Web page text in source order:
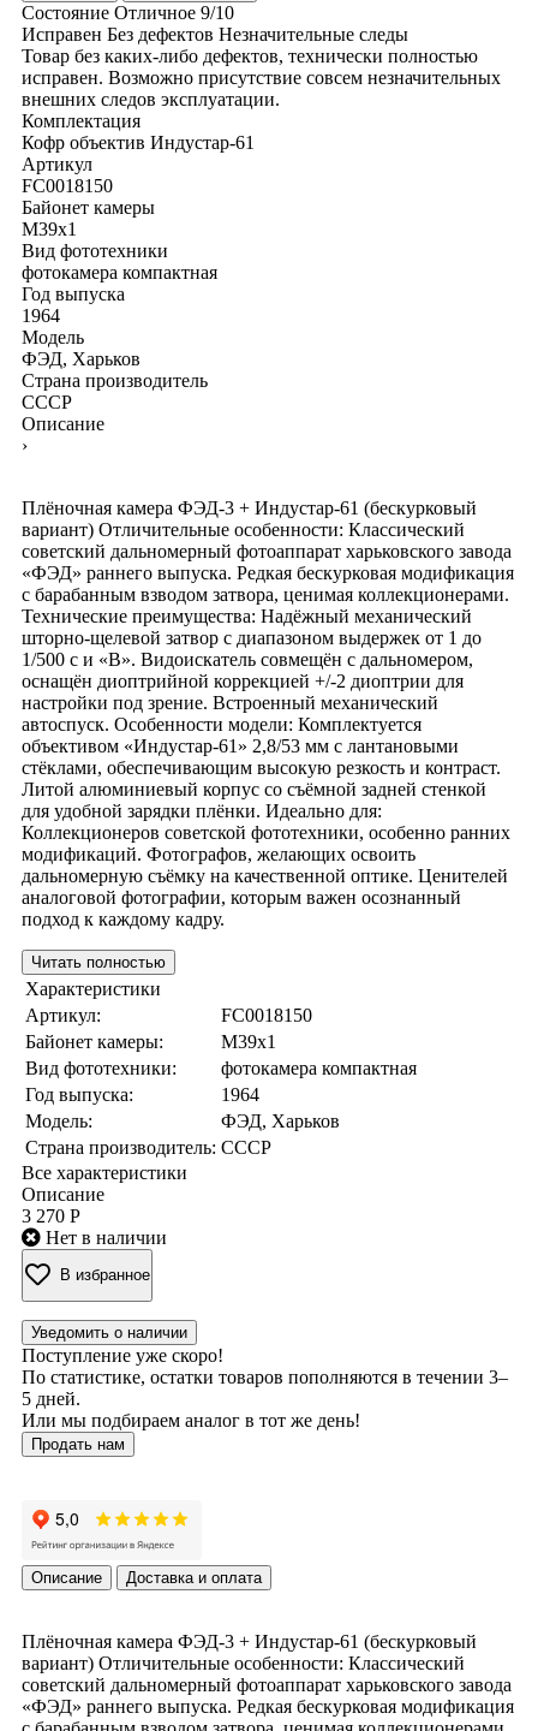
Состояние Отличное 9/10
Исправен Без дефектов Незначительные следы
Товар без каких-либо дефектов, технически полностью
исправен. Возможно присутствие совсем незначительных
внешних следов эксплуатации.
Комплектация
Кофр объектив Индустар-61
Артикул
FC0018150
Байонет камеры
M39x1
Вид фототехники
фотокамера компактная
Год выпуска
1964
Модель
ФЭД, Харьков
Страна производитель
СССР
Описание
›
Плёночная камера ФЭД-3 + Индустар-61 (бескурковый
вариант) Отличительные особенности: Классический
советский дальномерный фотоаппарат харьковского завода
«ФЭД» раннего выпуска. Редкая бескурковая модификация
с барабанным взводом затвора, ценимая коллекционерами.
Технические преимущества: Надёжный механический
шторно-щелевой затвор с диапазоном выдержек от 1 до
1/500 с и «В». Видоискатель совмещён с дальномером,
оснащён диоптрийной коррекцией +/-2 диоптрии для
настройки под зрение. Встроенный механический
автоспуск. Особенности модели: Комплектуется
объективом «Индустар-61» 2,8/53 мм с лантановыми
стёклами, обеспечивающим высокую резкость и контраст.
Литой алюминиевый корпус со съёмной задней стенкой
для удобной зарядки плёнки. Идеально для:
Коллекционеров советской фототехники, особенно ранних
модификаций. Фотографов, желающих освоить
дальномерную съёмку на качественной оптике. Ценителей
аналоговой фотографии, которым важен осознанный
подход к каждому кадру.
Читать полностью
Характеристики
Артикул:
FC0018150
Байонет камеры:
M39x1
Вид фототехники:
фотокамера компактная
Год выпуска:
1964
Модель:
ФЭД, Харьков
Страна производитель: СССР
Все характеристики
Описание
3 270 Р
Нет в наличии
В избранное
Уведомить о наличии
Поступление уже скоро!
По статистике, остатки товаров пополняются в течении 3–
5 дней.
Или мы подбираем аналог в тот же день!
Продать нам
Описание Доставка и оплата
Плёночная камера ФЭД-3 + Индустар-61 (бескурковый
вариант) Отличительные особенности: Классический
советский дальномерный фотоаппарат харьковского завода
«ФЭД» раннего выпуска. Редкая бескурковая модификация